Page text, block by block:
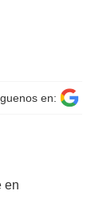
en:
en